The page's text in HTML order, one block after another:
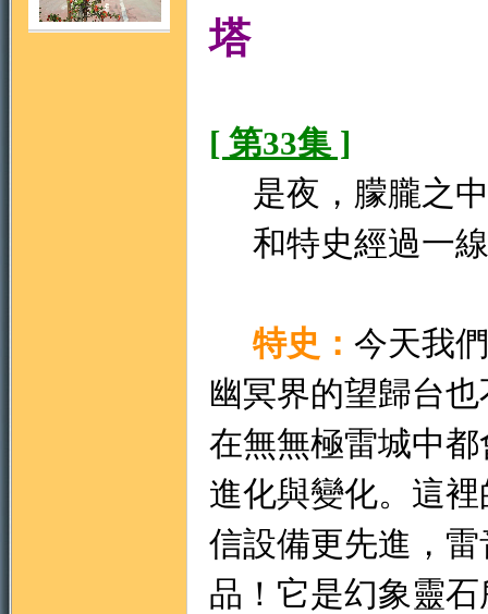
塔
[ 第33集 ]
是夜，朦朧之
和特史經過一
特史： 今天我
幽冥界的望歸台
在無無極雷城中
進化與變化。這
信設備更先進，
品！它是幻象靈